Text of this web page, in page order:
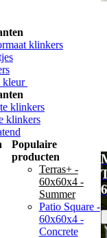
klinkers
kleur
klinkers
klinkers
Populaire
producten
Terras+ -
60x60x4 -
Summer
Patio Square -
60x60x4 -
Concrete